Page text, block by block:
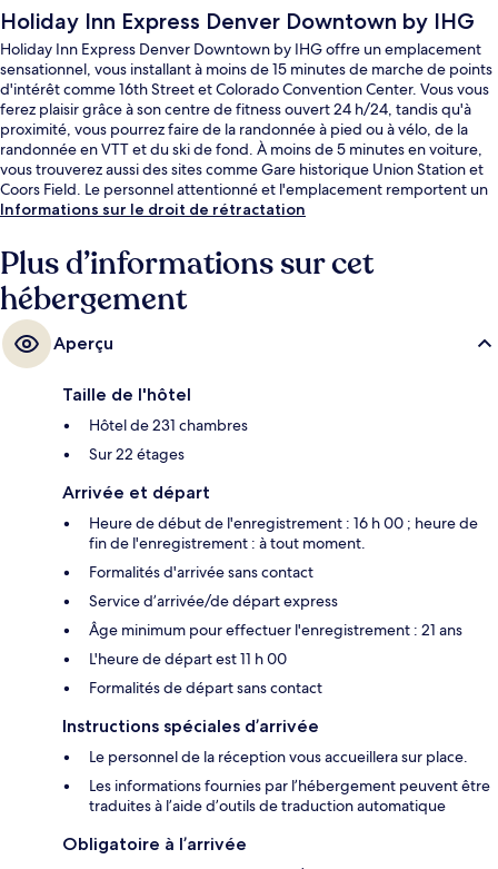
Holiday Inn Express Denver Downtown by IHG
Holiday Inn Express Denver Downtown by IHG offre un emplacement
sensationnel, vous installant à moins de 15 minutes de marche de points
d'intérêt comme 16th Street et Colorado Convention Center. Vous vous
ferez plaisir grâce à son centre de fitness ouvert 24 h/24, tandis qu'à
proximité, vous pourrez faire de la randonnée à pied ou à vélo, de la
randonnée en VTT et du ski de fond. À moins de 5 minutes en voiture,
vous trouverez aussi des sites comme Gare historique Union Station et
Coors Field. Le personnel attentionné et l'emplacement remportent un
franc succès auprès des autres voyageurs. L'hébergement se situe à
18th - California se trouve à 5 min et Arrêt de tram 20th - Welton, à 6
min.
Informations sur le droit de rétractation
Plus d’informations sur cet
hébergement
Aperçu
Taille de l'hôtel
Hôtel de 231 chambres
Sur 22 étages
Arrivée et départ
Heure de début de l'enregistrement : 16 h 00 ; heure de
fin de l'enregistrement : à tout moment.
Formalités d'arrivée sans contact
Service d’arrivée/de départ express
Âge minimum pour effectuer l'enregistrement : 21 ans
L'heure de départ est 11 h 00
Formalités de départ sans contact
Instructions spéciales d’arrivée
Le personnel de la réception vous accueillera sur place.
Les informations fournies par l’hébergement peuvent être
traduites à l’aide d’outils de traduction automatique
Obligatoire à l’arrivée